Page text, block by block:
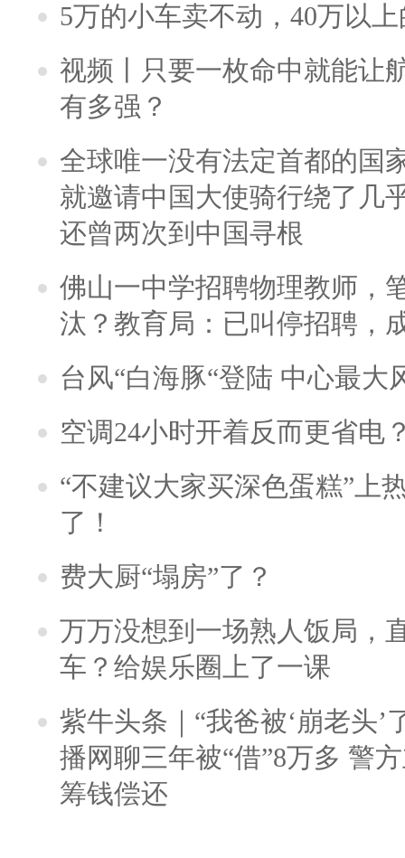
5万的小车卖不动，40万以
视频丨只要一枚命中就能让
有多强？
全球唯一没有法定首都的国
就邀请中国大使骑行绕了几
还曾两次到中国寻根
佛山一中学招聘物理教师，
汰？教育局：已叫停招聘，
台风“白海豚“登陆 中心最大
空调24小时开着反而更省电
“不建议大家买深色蛋糕”上
了！
费大厨“塌房”了？
万万没想到一场熟人饭局，
车？给娱乐圈上了一课
紫牛头条｜“我爸被‘崩老头’
播网聊三年被“借”8万多 警
筹钱偿还